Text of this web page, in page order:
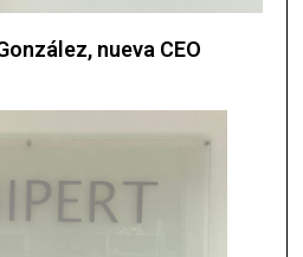
nueva CEO